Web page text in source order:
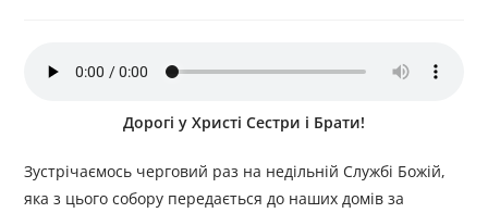
Дорогі у Христі Сестри і Брати!
Зустрічаємось черговий раз на недільній Службі Божій,
яка з цього собору передається до наших домів за